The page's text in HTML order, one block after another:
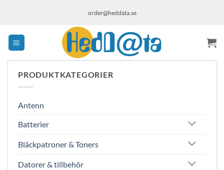
order@heddata.se
PRODUKTKATEGORIER
Antenn
Batterier
Bläckpatroner & Toners
Datorer & tillbehör